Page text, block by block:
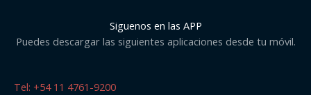
Siguenos en las APP
Puedes descargar las siguientes aplicaciones desde tu móvil.
Tel: +54 11 4761-9200